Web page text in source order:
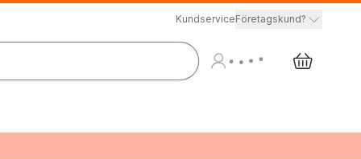
KundserviceFöretagskund?